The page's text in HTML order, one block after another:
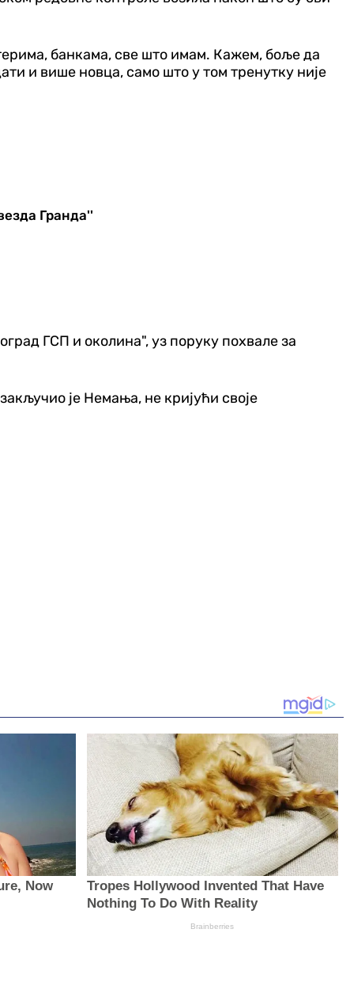
банкама, све што имам. Кажем, боље да
и више новца, само што у том тренутку није
Гранда''
ГСП и околина", уз поруку похвале за
је Немања, не кријући своје